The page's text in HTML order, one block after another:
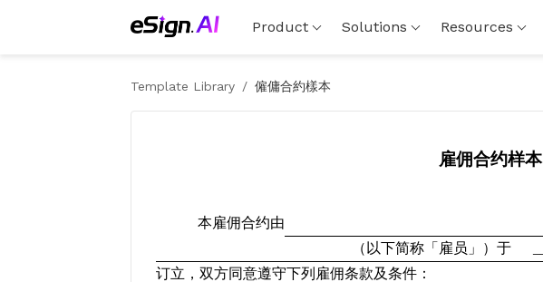
Product Solutions Resources
Template Library / 僱傭合約樣本
雇佣合约样本
本雇佣合约由
（以下简称「雇员」）于
订立，双方同意遵守下列雇佣条款及条件：